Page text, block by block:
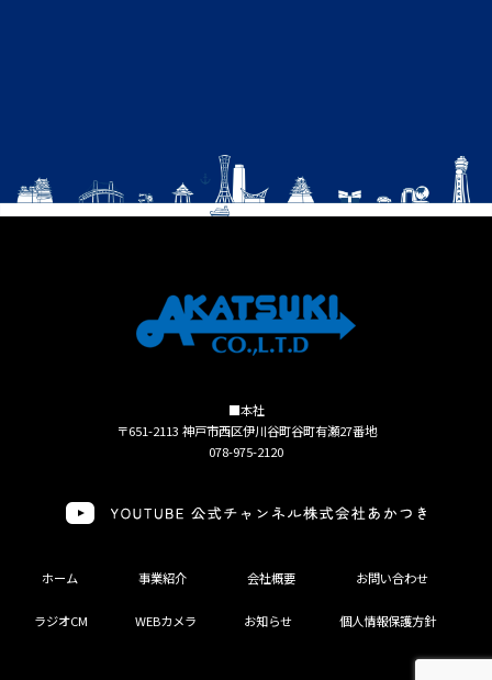
■本社
〒651-2113 神戸市西区伊川谷町谷町有瀬27番地
078-975-2120
ホーム 事業紹介 会社概要 お問い合わせ
ラジオCM WEBカメラ お知らせ 個人情報保護方針